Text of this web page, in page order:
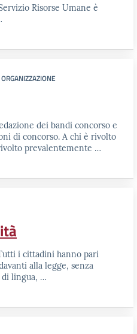
Risorse Umane è
dei bandi concorso e
di concorso. A chi è rivolto
prevalentemente …
i cittadini hanno pari
alla legge, senza
di lingua, …